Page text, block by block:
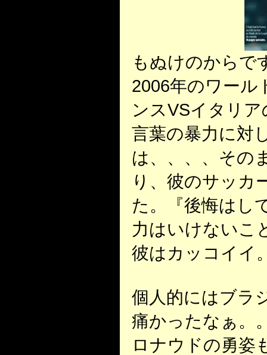
もぬけのからで
2006年のワール
ンスVSイタリア
言葉の暴力に対
は、、、、その
り、彼のサッカ
た。『後悔はし
力はいけないこ
彼はカッコイイ
個人的にはブラ
痛かったなぁ。
ロナウドの勇姿